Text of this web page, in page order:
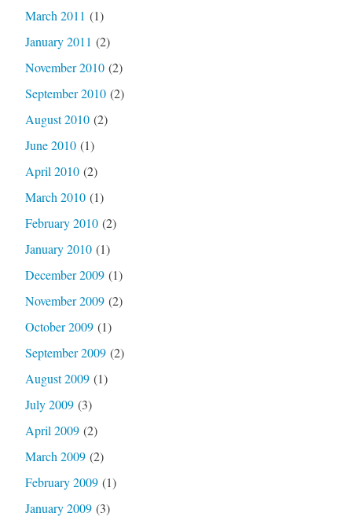
March 2011 (1)
January 2011 (2)
November 2010(2)
September 2010(2)
August 2010(2)
June 2010(1)
April 2010(2)
March 2010(1)
February 2010(2)
January 2010(1)
December 2009(1)
November 2009(2)
October 2009(1)
September 2009(2)
August 2009(1)
July 2009(3)
April 2009(2)
March 2009(2)
February 2009(1)
January 2009(3)